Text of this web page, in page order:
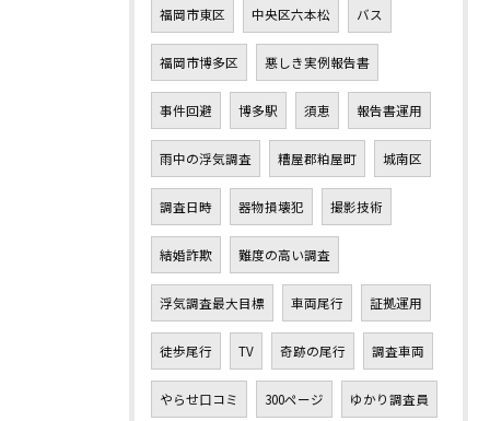
福岡市東区 中央区六本松 バス
福岡市博多区 悪しき実例報告書
事件回避 博多駅 須恵 報告書運用
雨中の浮気調査 糟屋郡粕屋町 城南区
調査日時 器物損壊犯 撮影技術
結婚詐欺 難度の高い調査
浮気調査最大目標 車両尾行 証拠運用
徒歩尾行 TV 奇跡の尾行 調査車両
やらせ口コミ 300ページ ゆかり調査員